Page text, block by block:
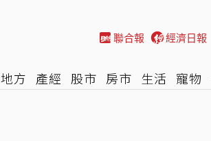
聯合報 經濟日報
地方 產經 股市 房市 生活 寵物